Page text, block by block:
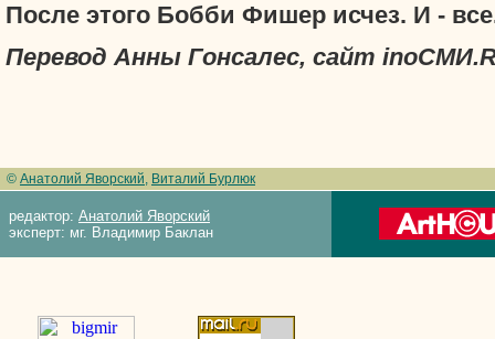
После этого Бобби Фишер исчез. И -
Перевод Анны Гонсалес, сайт
© Анатолий Яворский, Виталий Бурлюк
редактор: Анатолий Яворский
эксперт: мг. Владимир Баклан